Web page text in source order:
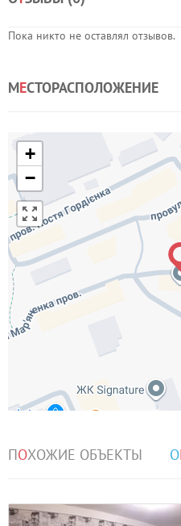
Пока никто не оставлял отзывов.
МЕСТОРАСПОЛОЖЕНИЕ
+
−
ПОХОЖИЕ ОБЪЕКТЫ О